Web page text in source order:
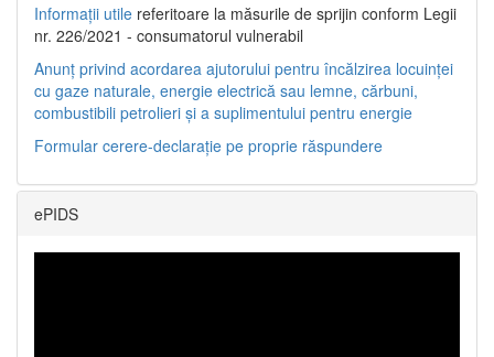
Informații utile referitoare la măsurile de sprijin conform Legii
nr. 226/2021 - consumatorul vulnerabil
Anunț privind acordarea ajutorului pentru încălzirea locuinței
cu gaze naturale, energie electrică sau lemne, cărbuni,
combustibili petrolieri și a suplimentului pentru energie
Formular cerere-declarație pe proprie răspundere
ePIDS